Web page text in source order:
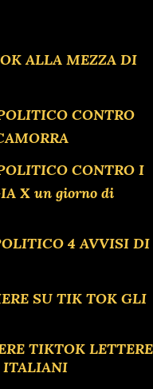
ALLA MEZZA DI
CONTRO
CONTRO I
X un giorno di
4 AVVISI DI
SU TIK TOK GLI
TIKTOK LETTERE
ITALIANI